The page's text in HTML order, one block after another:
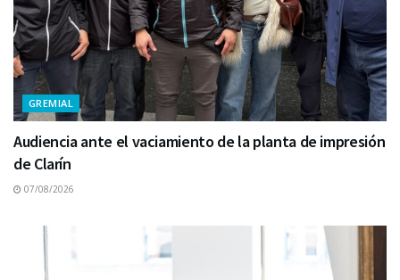
GREMIAL
Audiencia ante el vaciamiento de la planta de impresión
de Clarín
07/08/2026